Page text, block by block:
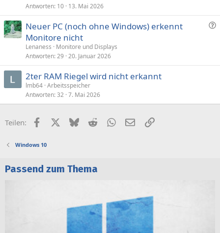
Antworten 10 13. Mai 2026
F
e
Neuer PC (noch ohne Windows) erkennt
Monitore nicht
Lenaness
Monitore und Displays
Antworten 29 20. Januar 2026
2ter RAM Riegel wird nicht erkannt
lmb64 Arbeitsspeicher
Antworten 32 7. Mai 2026
Teilen: FacebookX (Twitter)
BlueskyRedditWhatsApp
E-MailLink
Windows 10
Passend zum Thema